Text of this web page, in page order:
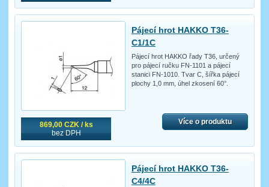
869,00 CZK / ks
bez DPH
Pájecí hrot HAKKO T36-
C1/1C
Pájecí hrot HAKKO řady T36, určený
pro pájecí ručku FN-1101 a pájecí
stanici FN-1010. Tvar C, šířka pájecí
plochy 1,0 mm, úhel zkosení 60°.
Více o produktu
Pájecí hrot HAKKO T36-
C4/4C